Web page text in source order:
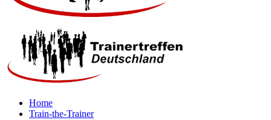
Home
Train-the-Trainer